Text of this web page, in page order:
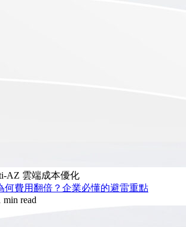
AZ 雲端成本優化
何費用翻倍？企業必懂的避雷重點
min read